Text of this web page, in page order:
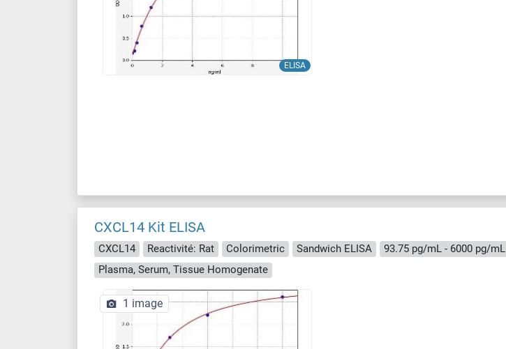
ELISA
CXCL14 Kit ELISA
CXCL14 Reactivité: Rat Colorimetric Sandwich ELISA
93.75 pg/mL - 6000 pg/mL
Plasma, Serum, Tissue Homogenate
1 image